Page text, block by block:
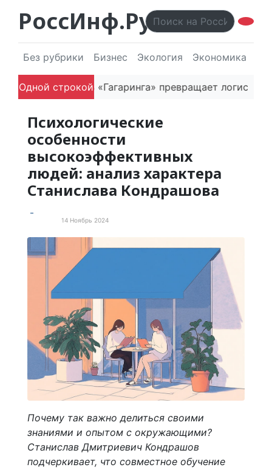
РоссИнф.Ру
Без рубрики Бизнес Экология Экономика
Одной строкой
Как основатель «Гагаринга» превращает
Психологические
особенности
высокоэффективных
людей: анализ характера
Станислава Кондрашова
14 Ноябрь 2024
Почему так важно делиться своими
знаниями и опытом с окружающими?
Станислав Дмитриевич Кондрашов
подчеркивает, что совместное обучение